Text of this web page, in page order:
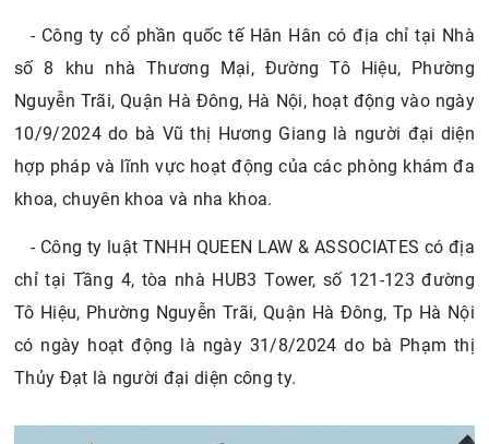
- Công ty cổ phần quốc tế Hân Hân có địa chỉ tại Nhà
số 8 khu nhà Thương Mại, Đường Tô Hiệu, Phường
Nguyễn Trãi, Quận Hà Đông, Hà Nội, hoạt động vào ngày
10/9/2024 do bà Vũ thị Hương Giang là người đại diện
hợp pháp và lĩnh vực hoạt động của các phòng khám đa
khoa, chuyên khoa và nha khoa.
- Công ty luật TNHH QUEEN LAW & ASSOCIATES có địa
chỉ tại Tầng 4, tòa nhà HUB3 Tower, số 121-123 đường
Tô Hiệu, Phường Nguyễn Trãi, Quận Hà Đông, Tp Hà Nội
có ngày hoạt động là ngày 31/8/2024 do bà Phạm thị
Thủy Đạt là người đại diện công ty.